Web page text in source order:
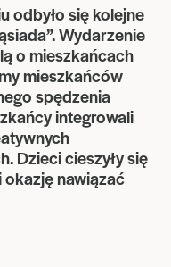
odbyło się kolejne
Wydarzenie
o mieszkańcach
mieszkańców
spędzenia
integrowali
Dzieci cieszyły się
nawiązać